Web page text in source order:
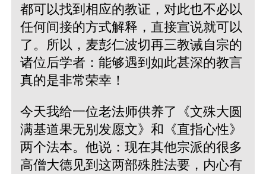
都可以找到相应的教证，对此也不必以
任何间接的方式解释，直接宣说就可以
了。所以，麦彭仁波切再三教诫自宗的
诸位后学者：能够遇到如此甚深的教言
真的是非常荣幸！
今天我给一位老法师供养了《文殊大圆
满基道果无别发愿文》和《直指心性》
两个法本。他说：现在其他宗派的很多
高僧大德见到这两部殊胜法要，内心有